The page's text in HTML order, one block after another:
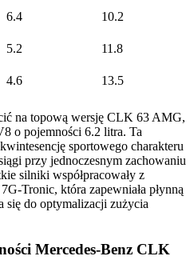
6.4
10.2
5.2
11.8
4.6 13.5
na topową wersję CLK 63 AMG,
o pojemności 6.2 litra. Ta
sportowego charakteru
przy jednoczesnym zachowaniu
silniki współpracowały z
Tronic, która zapewniała płynną
się do optymalizacji zużycia
Mercedes-Benz CLK